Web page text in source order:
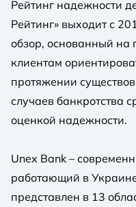
Рейтинг надежности
Рейтинг» выходит с
обзор, основанный на
клиентам
протяжении
случаев банкротства
оценкой надежности.
Unex Bank –
работающий в
представлен в 13